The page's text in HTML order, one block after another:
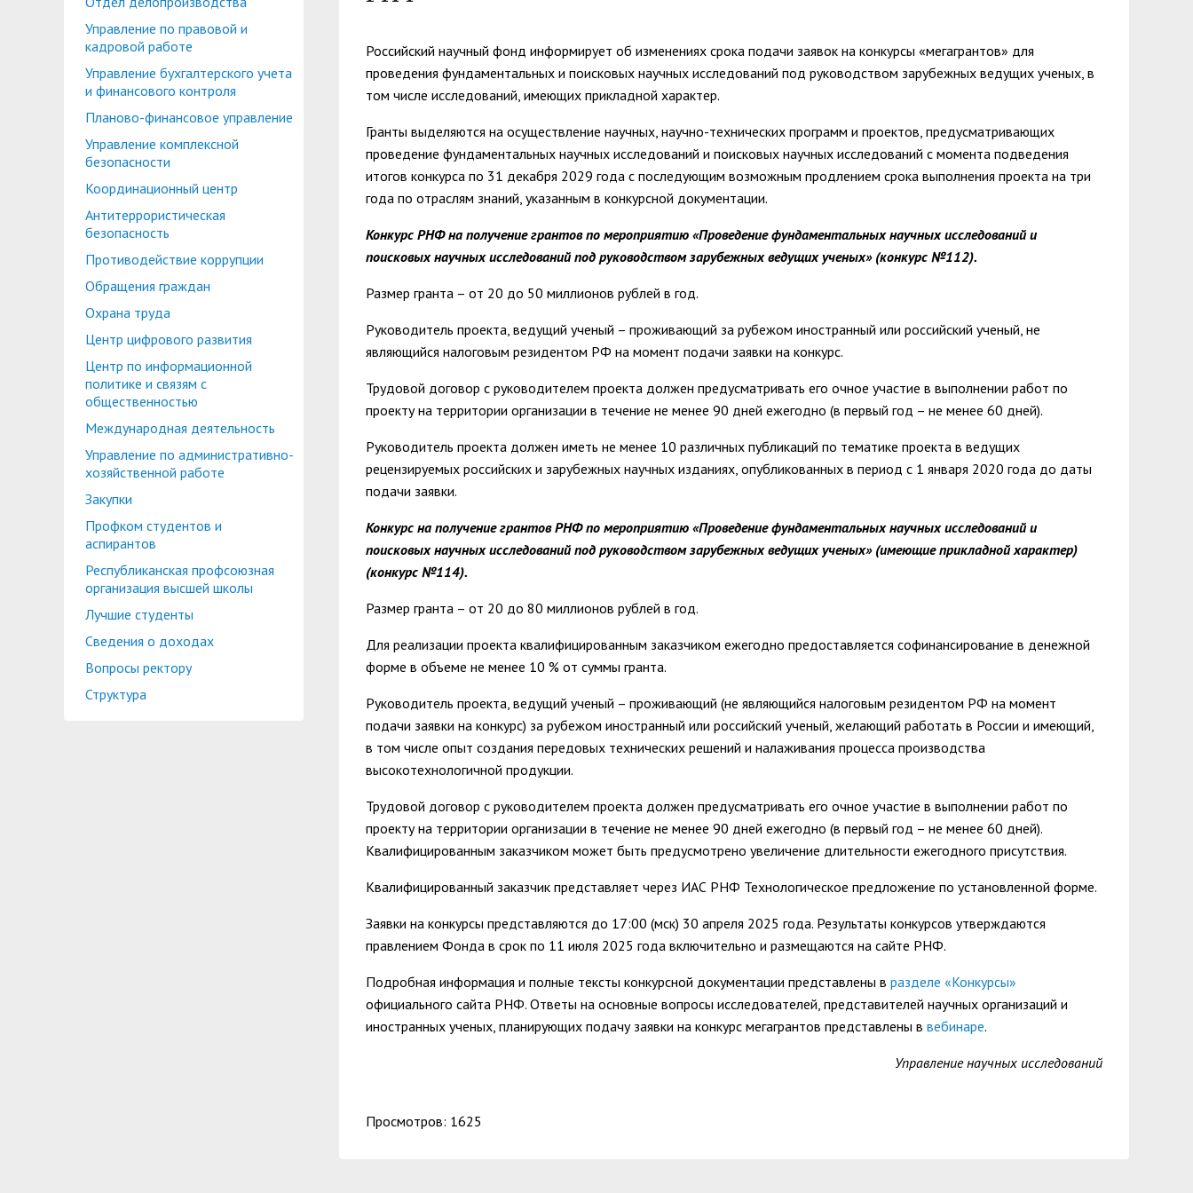
Планово-финансовое управление
Координационный центр
Антитеррористическая безопасность
Противодействие коррупции
Обращения граждан
Охрана труда
Центр по информационной политике и связям с общественностью
Международная деятельность
Управление по административно-хозяйственной работе
Закупки
Профком студентов и аспирантов
Лучшие студенты
Сведения о доходах
Вопросы ректору
Структура
Центр карьеры
Консультационный центр поддержки студентов
Региональный центр финансовой грамотности
Учебно-тренинговый центр
Центр развития педагогического образования
Центр тестирования иностранных граждан по русскому языку
служащих
Центр русского языка как иностранного
Совет родителей (законных представителей) несовершеннолетних
обучающихся ГАГУ
Образовательный модуль «Обучение служением»
Информация о предоставлении академического отпуска обучающимся
Управление по правовой и
кадровой работе
Управление бухгалтерского учета
и финансового контроля
Планово-финансовое управление
Управление комплексной
безопасности
Координационный центр
Антитеррористическая
безопасность
Противодействие коррупции
Обращения граждан
Охрана труда
Центр цифрового развития
Центр по информационной
политике и связям с
общественностью
Международная деятельность
Управление по административно-
хозяйственной работе
Закупки
Профком студентов и
аспирантов
Республиканская профсоюзная
организация высшей школы
Лучшие студенты
Сведения о доходах
Вопросы ректору
Структура
Российский научный фонд информирует об изменениях срока подачи заявок на конкурсы «мегагрантов» для
проведения фундаментальных и поисковых научных исследований под руководством зарубежных ведущих ученых, в
том числе исследований, имеющих прикладной характер.
Гранты выделяются на осуществление научных, научно-технических программ и проектов, предусматривающих
проведение фундаментальных научных исследований и поисковых научных исследований с момента подведения
итогов конкурса по 31 декабря 2029 года с последующим возможным продлением срока выполнения проекта на три
года по отраслям знаний, указанным в конкурсной документации.
Конкурс РНФ на получение грантов по мероприятию «Проведение фундаментальных научных исследований и
поисковых научных исследований под руководством зарубежных ведущих ученых» (конкурс №112).
Размер гранта – от 20 до 50 миллионов рублей в год.
Руководитель проекта, ведущий ученый – проживающий за рубежом иностранный или российский ученый, не
являющийся налоговым резидентом РФ на момент подачи заявки на конкурс.
Трудовой договор с руководителем проекта должен предусматривать его очное участие в выполнении работ по
проекту на территории организации в течение не менее 90 дней ежегодно (в первый год – не менее 60 дней).
Руководитель проекта должен иметь не менее 10 различных публикаций по тематике проекта в ведущих
рецензируемых российских и зарубежных научных изданиях, опубликованных в период с 1 января 2020 года до даты
подачи заявки.
Конкурс на получение грантов РНФ по мероприятию «Проведение фундаментальных научных исследований и
поисковых научных исследований под руководством зарубежных ведущих ученых» (имеющие прикладной характер)
(конкурс №114).
Размер гранта – от 20 до 80 миллионов рублей в год.
Для реализации проекта квалифицированным заказчиком ежегодно предоставляется софинансирование в денежной
форме в объеме не менее 10 % от суммы гранта.
Руководитель проекта, ведущий ученый – проживающий (не являющийся налоговым резидентом РФ на момент
подачи заявки на конкурс) за рубежом иностранный или российский ученый, желающий работать в России и имеющий,
в том числе опыт создания передовых технических решений и налаживания процесса производства
высокотехнологичной продукции.
Трудовой договор с руководителем проекта должен предусматривать его очное участие в выполнении работ по
проекту на территории организации в течение не менее 90 дней ежегодно (в первый год – не менее 60 дней).
Квалифицированным заказчиком может быть предусмотрено увеличение длительности ежегодного присутствия.
Квалифицированный заказчик представляет через ИАС РНФ Технологическое предложение по установленной форме.
Заявки на конкурсы представляются до 17:00 (мск) 30 апреля 2025 года. Результаты конкурсов утверждаются
правлением Фонда в срок по 11 июля 2025 года включительно и размещаются на сайте РНФ.
Подробная информация и полные тексты конкурсной документации представлены в разделе «Конкурсы»
официального сайта РНФ. Ответы на основные вопросы исследователей, представителей научных организаций и
иностранных ученых, планирующих подачу заявки на конкурс мегагрантов представлены в вебинаре.
Управление научных исследований
Просмотров: 1625